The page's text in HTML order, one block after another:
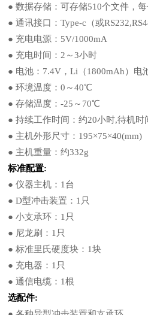
● 数据存储：可存储510个文件，每
● 通讯接口：Type-c（或
● 充电电源：5V/1000mA
● 充电时间：2～3小时
● 电池：7.4V，Li（1800mAh）电
● 环境温度：0～40℃
● 存储温度：-25～70℃
● 持续工作时间：约20小时,待机时
● 主机外形尺寸：195×75×40(mm)
● 主机重量：约332g
标准配置:
● 仪器主机：1台
● D型冲击装置：1只
● 小支承环：1只
● 尼龙刷：1只
● 标准里氏硬度块：1块
● 充电器：1只
● 通信电缆：1根
选配件: